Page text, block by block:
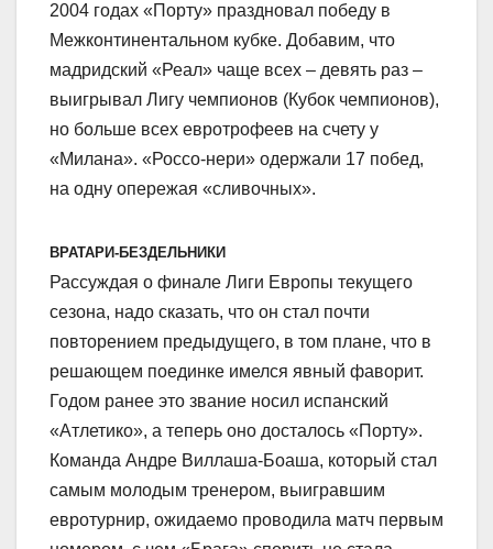
2004 годах «Порту» праздновал победу в
Межконтинентальном кубке. Добавим, что
мадридский «Реал» чаще всех – девять раз –
выигрывал Лигу чемпионов (Кубок чемпионов),
но больше всех евротрофеев на счету у
«Милана». «Россо-нери» одержали 17 побед,
на одну опережая «сливочных».
ВРАТАРИ-БЕЗДЕЛЬНИКИ
Рассуждая о финале Лиги Европы текущего
сезона, надо сказать, что он стал почти
повторением предыдущего, в том плане, что в
решающем поединке имелся явный фаворит.
Годом ранее это звание носил испанский
«Атлетико», а теперь оно досталось «Порту».
Команда Андре Виллаша-Боаша, который стал
самым молодым тренером, выигравшим
евротурнир, ожидаемо проводила матч первым